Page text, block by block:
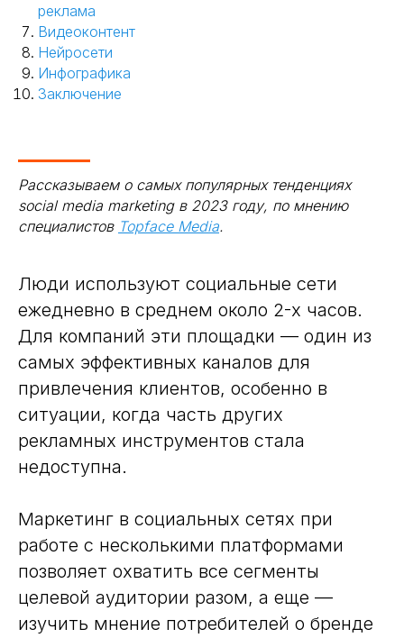
реклама
Видеоконтент
Нейросети
Инфографика
Заключение
Рассказываем о самых популярных тенденциях
social media marketing в 2023 году, по мнению
специалистов Topface Media.
Люди используют социальные сети
ежедневно в среднем около 2-х часов.
Для компаний эти площадки — один из
самых эффективных каналов для
привлечения клиентов, особенно в
ситуации, когда часть других
рекламных инструментов стала
недоступна.
Маркетинг в социальных сетях при
работе с несколькими платформами
позволяет охватить все сегменты
целевой аудитории разом, а еще —
изучить мнение потребителей о бренде